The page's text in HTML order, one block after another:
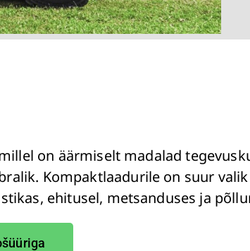
on äärmiselt madalad
Kompaktlaadurile on suur valik
ehitusel, metsanduses ja